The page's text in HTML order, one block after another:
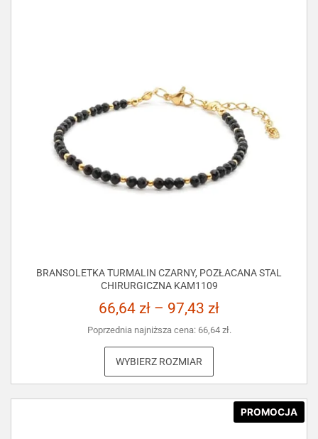
BRANSOLETKA TURMALIN CZARNY, POZŁACANA STAL
CHIRURGICZNA KAM1109
66,64 zł – 97,43 zł
Poprzednia najniższa cena: 66,64 zł.
WYBIERZ ROZMIAR
PROMOCJA